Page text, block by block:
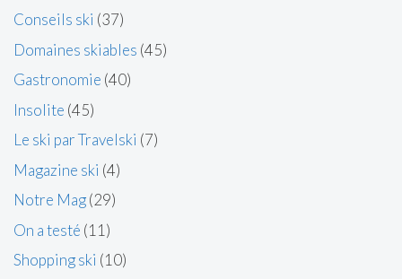
Conseils ski (37)
Domaines skiables (45)
Gastronomie (40)
Insolite (45)
Le ski par Travelski (7)
Magazine ski (4)
Notre Mag(29)
On a testé (11)
Shopping ski (10)